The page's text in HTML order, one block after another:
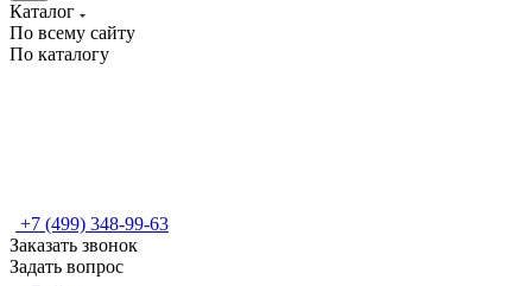
Каталог
По всему сайту
По каталогу
+7 (499) 348-99-63
Заказать звонок
Задать вопрос